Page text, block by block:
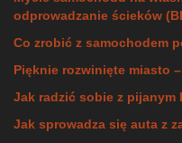
odprowadzanie ścieków
Co zrobić z samochodem
Pięknie rozwinięte miasto –
Jak radzić sobie z pijanym
Jak sprowadza się auta z